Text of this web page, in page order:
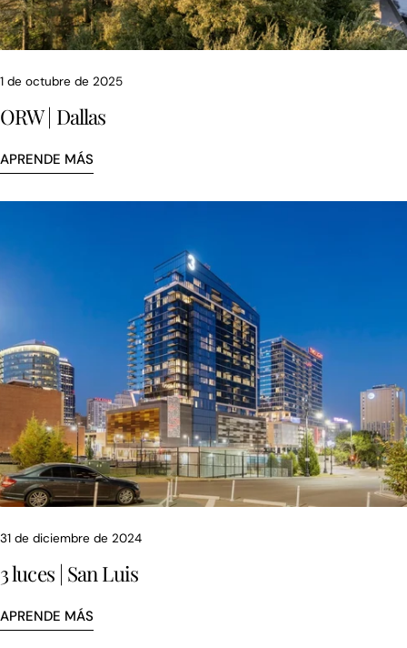
Compartir
en
Facebook
Compartir
en
X
Fijar
en
Pinterest
1 de octubre de 2025
ORW | Dallas
APRENDE MÁS
31 de diciembre de 2024
3 luces | San Luis
APRENDE MÁS